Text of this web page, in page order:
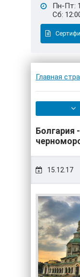
Пн-Пт:
Сб:
Главная
Болгария
15.12.17